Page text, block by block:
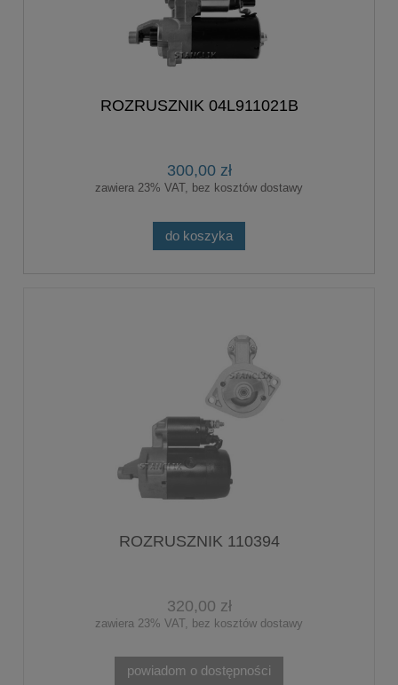
ROZRUSZNIK 04L911021B
300,00 zł
zawiera 23% VAT, bez kosztów dostawy
do koszyka
ROZRUSZNIK 110394
320,00 zł
zawiera 23% VAT, bez kosztów dostawy
powiadom o dostępności